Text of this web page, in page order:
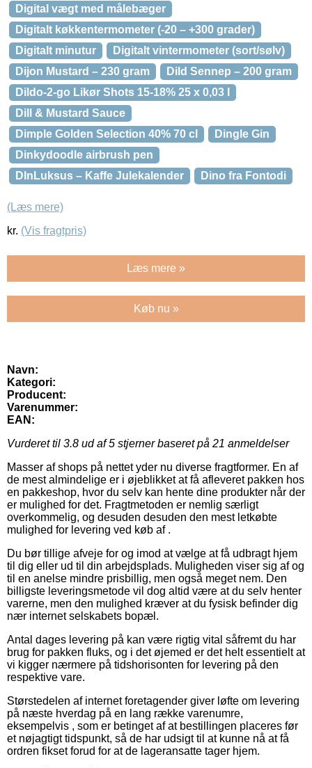
Digital vægt med målebæger
Digitalt køkkentermometer (-20 – +300 grader)
Digitalt minutur
Digitalt vintermometer (sort/sølv)
Dijon Mustard – 230 gram
Dild Sennep – 200 gram
Dildo-2-go Likør Shots 15-18% 25 x 0,03 l
Dill & Mustard Sauce
Dimple Golden Selection 40% 70 cl
Dingle Gin
Dinkydoodle airbrush pen
DInLuksus – Kaffe Julekalender
Dino fra Fontodi
(Læs mere)
kr. (Vis fragtpris)
Læs mere »
Køb nu »
Navn:
Kategori:
Producent:
Varenummer:
EAN:
Vurderet til 3.8 ud af 5 stjerner baseret på 21 anmeldelser
Masser af shops på nettet yder nu diverse fragtformer. En af
de mest almindelige er i øjeblikket at få afleveret pakken hos
en pakkeshop, hvor du selv kan hente dine produkter når der
er mulighed for det. Fragtmetoden er nemlig særligt
overkommelig, og desuden desuden den mest letkøbte
mulighed for levering ved køb af .
Du bør tillige afveje for og imod at vælge at få udbragt hjem
til dig eller ud til din arbejdsplads. Muligheden viser sig af og
til en anelse mindre prisbillig, men også meget nem. Den
billigste leveringsmetode vil dog altid være at du selv henter
varerne, men den mulighed kræver at du fysisk befinder dig
nær internet selskabets bopæl.
Antal dages levering på kan være rigtig vital såfremt du har
brug for pakken fluks, og i det øjemed er det helt essentielt at
vi kigger nærmere på tidshorisonten for levering på den
respektive vare.
Størstedelen af internet foretagender giver løfte om levering
på næste hverdag på en lang række varenumre,
eksempelvis , som er betinget af at bestillingen placeres før
et nøjagtigt tidspunkt, så de har udsigt til at kunne nå at få
ordren fikset forud for at de lageransatte tager hjem.